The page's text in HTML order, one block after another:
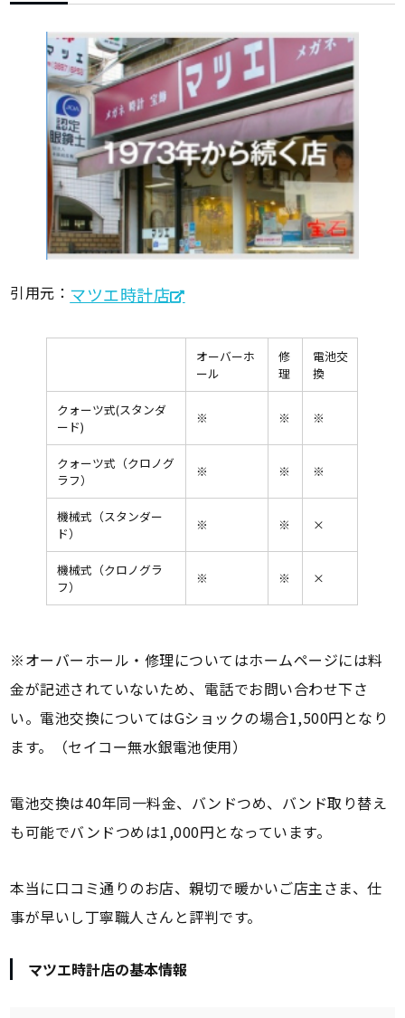
引用元： マツエ時計店
オーバーホ
ール
修
理
電池交
換
クォーツ式(スタンダ
ード)
※ ※ ※
クォーツ式（クロノグ
ラフ）
※ ※ ※
機械式（スタンダー
ド）
※ ※ ×
機械式（クロノグラ
フ）
※ ※ ×
※オーバーホール・修理についてはホームページには料
金が記述されていないため、電話でお問い合わせ下さ
い。電池交換についてはGショックの場合1,500円となり
ます。（セイコー無水銀電池使用）
電池交換は40年同一料金、バンドつめ、バンド取り替え
も可能でバンドつめは1,000円となっています。
本当に口コミ通りのお店、親切で暖かいご店主さま、仕
事が早いし丁寧職人さんと評判です。
マツエ時計店の基本情報